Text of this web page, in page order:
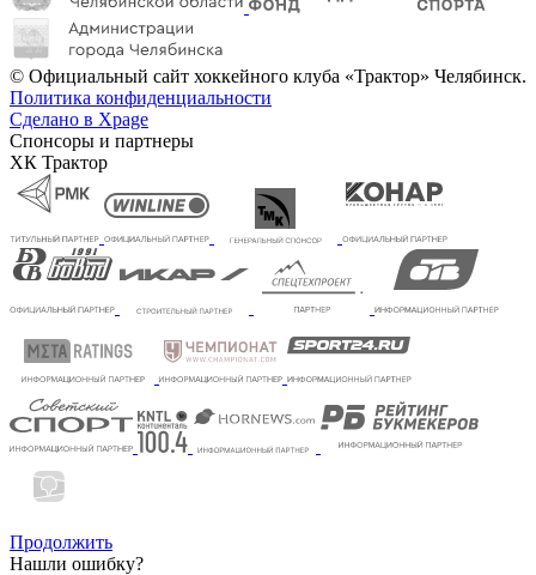
© Официальный сайт хоккейного клуба «Трактор» Челябинск.
Политика конфиденциальности
Сделано в Xpage
Спонсоры и партнеры
ХК Трактор
Продолжить
Нашли ошибку?